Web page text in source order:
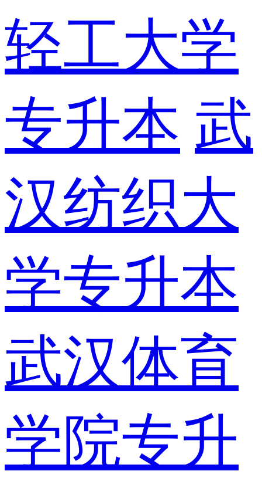
轻工大学
专升本 武
汉纺织大
学专升本
武汉体育
学院专升